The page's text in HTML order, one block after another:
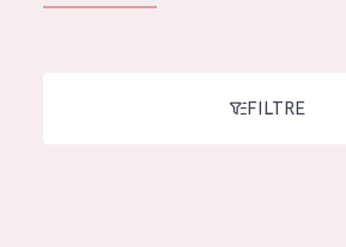
SOLUTIONS POUR LA PEAU
TOUS LES PRODUIT
FILTRE